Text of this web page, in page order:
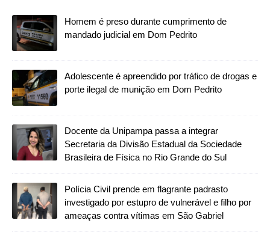
Homem é preso durante cumprimento de
mandado judicial em Dom Pedrito
Adolescente é apreendido por tráfico de drogas e
porte ilegal de munição em Dom Pedrito
Docente da Unipampa passa a integrar
Secretaria da Divisão Estadual da Sociedade
Brasileira de Física no Rio Grande do Sul
Polícia Civil prende em flagrante padrasto
investigado por estupro de vulnerável e filho por
ameaças contra vítimas em São Gabriel